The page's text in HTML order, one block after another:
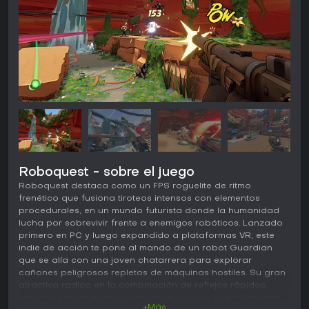
Roboquest - sobre el juego
Roboquest destaca como un FPS roguelite de ritmo
frenético que fusiona tiroteos intensos con elementos
procedurales, en un mundo futurista donde la humanidad
lucha por sobrevivir frente a enemigos robóticos. Lanzado
primero en PC y luego expandido a plataformas VR, este
indie de acción te pone al mando de un robot Guardian
que se alía con una joven chatarrera para explorar
cañones peligrosos repletos de máquinas hostiles. Su gran
atractivo radica en la combinación de reflejos rápidos,